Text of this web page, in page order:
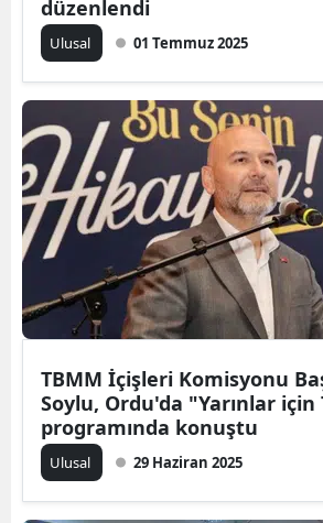
düzenlendi
Ulusal 01 Temmuz 2025
TBMM İçişleri Komisyonu
Soylu, Ordu'da "Yarınlar
programında konuştu
Ulusal 29 Haziran 2025